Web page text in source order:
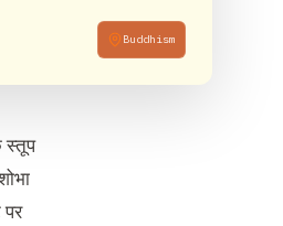
Buddhism
स्तूप
पर